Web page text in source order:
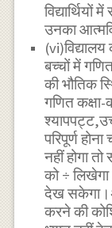
उनका
बच्चों में
की भौतिक
गणित कक्षा-
परिपूर्ण
नहीं होगा
को ÷ लिखेगा
देख
करने की